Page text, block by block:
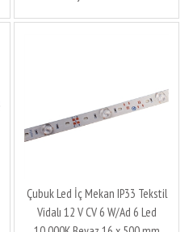
Çubuk Led İç Mekan IP33 Tekstil
Vidalı 12 V CV 6 W/Ad 6 Led